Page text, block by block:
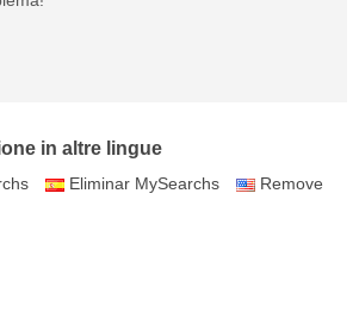
in altre lingue
Eliminar MySearchs
Remove